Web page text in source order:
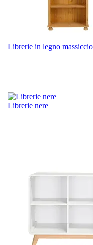
Librerie in legno massiccio
Librerie nere